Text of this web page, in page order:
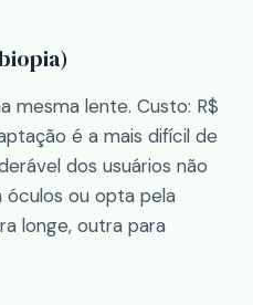
mesma lente. Custo: R$
é a mais difícil de
dos usuários não
ou opta pela
longe, outra para